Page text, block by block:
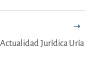
Actualidad Jurídica Uría